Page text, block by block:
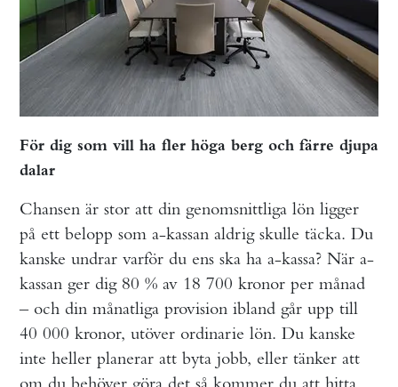
För dig som vill ha fler höga berg och färre djupa
dalar
Chansen är stor att din genomsnittliga lön ligger
på ett belopp som a-kassan aldrig skulle täcka. Du
kanske undrar varför du ens ska ha a-kassa? När a-
kassan ger dig 80 % av 18 700 kronor per månad
– och din månatliga provision ibland går upp till
40 000 kronor, utöver ordinarie lön. Du kanske
inte heller planerar att byta jobb, eller tänker att